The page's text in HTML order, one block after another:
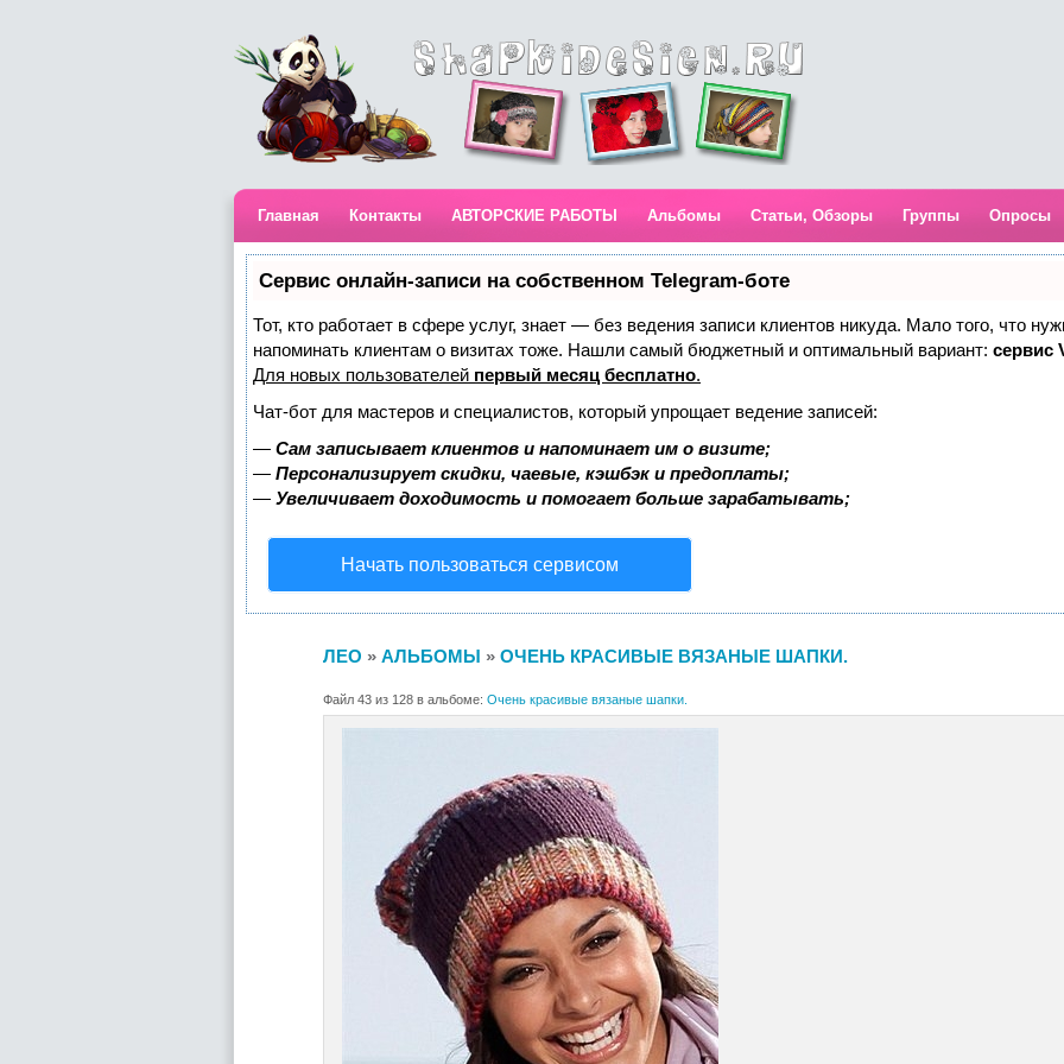
Главная Контакты АВТОРСКИЕ РАБОТЫ Альбомы Статьи, Обзоры Группы Опросы
Сервис онлайн-записи на собственном Telegram-боте
Тот, кто работает в сфере услуг, знает — без ведения записи клиентов никуда. Мало того, что
напоминать клиентам о визитах тоже. Нашли самый бюджетный и оптимальный вариант: сервис
Для новых пользователей первый месяц бесплатно.
Чат-бот для мастеров и специалистов, который упрощает ведение записей:
— Сам записывает клиентов и напоминает им о визите;
— Персонализирует скидки, чаевые, кэшбэк и предоплаты;
— Увеличивает доходимость и помогает больше зарабатывать;
Начать пользоваться сервисом
ЛЕО » АЛЬБОМЫ » ОЧЕНЬ КРАСИВЫЕ ВЯЗАНЫЕ ШАПКИ.
Файл 43 из 128 в альбоме: Очень красивые вязаные шапки.